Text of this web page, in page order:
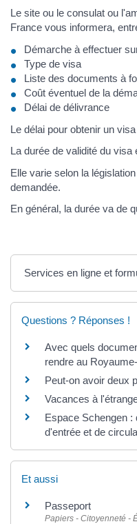
Le site ou le consulat ou
France vous informera,
Démarche à effectuer
Type de visa
Liste des documents à
Coût éventuel de la
Délai de délivrance
Le délai pour obtenir un
La durée de validité du
Elle varie selon la
demandée.
En général, la durée va de
Services en ligne et
Questions ? Réponses !
Avec quels
rendre au
Peut-on avoir deux
Vacances à
Espace Schengen :
d'entrée et de
Et aussi
Passeport
Papiers - Citoyenneté -